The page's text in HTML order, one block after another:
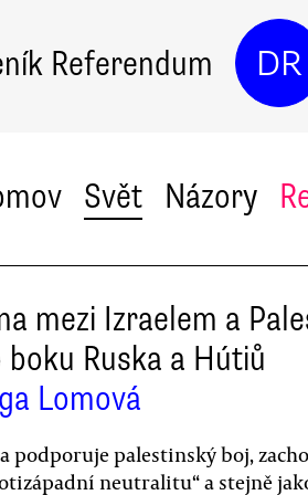
Referendum DR
Svět Názory
mezi Izraelem a
boku Ruska a Hútiů
Lomová
podporuje palestinský boj,
neutralitu“ a stejně